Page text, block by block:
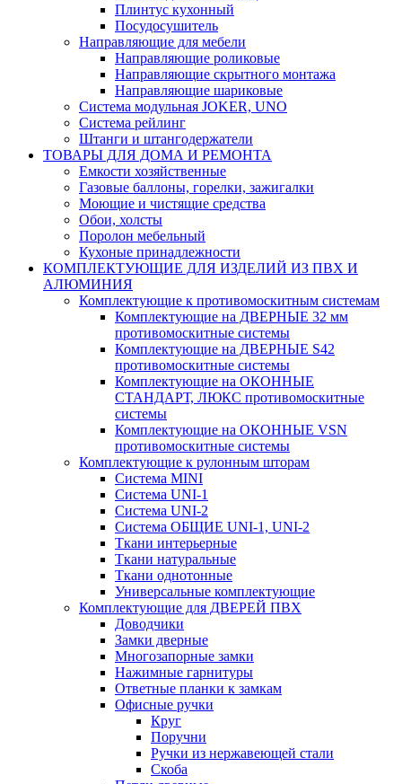
Плинтус кухонный
Посудосушитель
Направляющие для мебели
Направляющие роликовые
Направляющие скрытного монтажа
Направляющие шариковые
Система модульная JOKER, UNO
Система рейлинг
Штанги и штангодержатели
ТОВАРЫ ДЛЯ ДОМА И РЕМОНТА
Емкости хозяйственные
Газовые баллоны, горелки, зажигалки
Моющие и чистящие средства
Обои, холсты
Поролон мебельный
Кухоные принадлежности
КОМПЛЕКТУЮЩИЕ ДЛЯ ИЗДЕЛИЙ ИЗ ПВХ И
АЛЮМИНИЯ
Комплектующие к противомоскитным системам
Комплектующие на ДВЕРНЫЕ 32 мм
противомоскитные системы
Комплектующие на ДВЕРНЫЕ S42
противомоскитные системы
Комплектующие на ОКОННЫЕ
СТАНДАРТ, ЛЮКС противомоскитные
системы
Комплектующие на ОКОННЫЕ VSN
противомоскитные системы
Комплектующие к рулонным шторам
Система MINI
Система UNI-1
Система UNI-2
Система ОБЩИЕ UNI-1, UNI-2
Ткани интерьерные
Ткани натуральные
Ткани однотонные
Универсальные комплектующие
Комплектующие для ДВЕРЕЙ ПВХ
Доводчики
Замки дверные
Многозапорные замки
Нажимные гарнитуры
Ответные планки к замкам
Офисные ручки
Круг
Поручни
Ручки из нержавеющей стали
Скоба